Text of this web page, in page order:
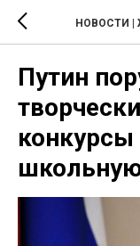
НОВОСТИ |
Путин